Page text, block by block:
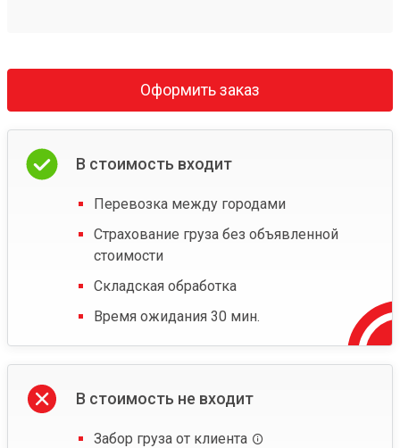
Оформить заказ
В стоимость входит
Перевозка между городами
Страхование груза без объявленной
стоимости
Складская обработка
Время ожидания 30 мин.
В стоимость не входит
Забор груза от клиента